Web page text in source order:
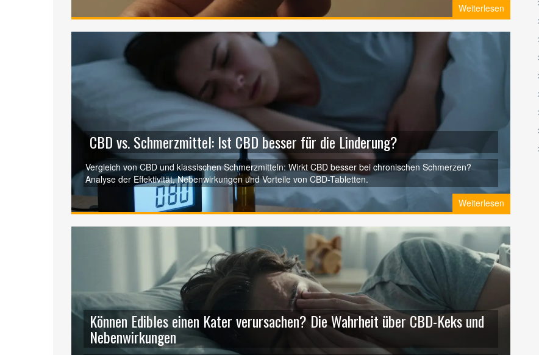
Weiterlesen
CBD vs. Schmerzmittel: Ist CBD besser für die Linderung?
Vergleich von CBD und klassischen Schmerzmitteln: Wirkt CBD besser bei chronischen Schmerzen?
Analyse der Effektivität, Nebenwirkungen und Vorteile von CBD-Tabletten.
Weiterlesen
Können Edibles einen Kater verursachen? Die Wahrheit über CBD-Keks und
Nebenwirkungen